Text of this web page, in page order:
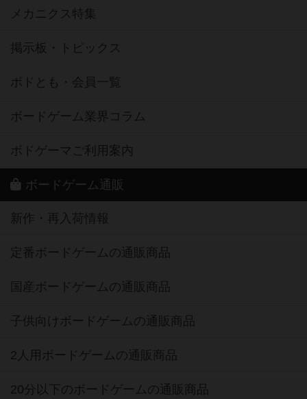
メカニクス特集
掲示板・トピックス
ボドとも・会員一覧
ボードゲーム業界コラム
ボドゲーマご利用案内
ボードゲーム通販
新作・再入荷情報
定番ボードゲームの通販商品
国産ボードゲームの通販商品
子供向けボードゲームの通販商品
2人用ボードゲームの通販商品
20分以下のボードゲームの通販商品